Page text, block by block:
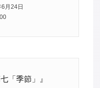
月24日
「季節」』